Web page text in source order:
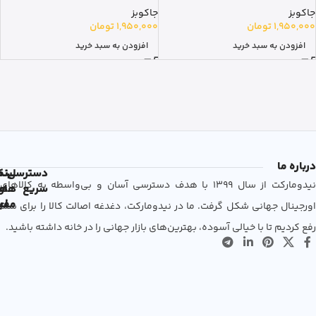
جاکوبز
1,950,000تومان
افزودن به سبد خرید
جاکوبز
1,950,000 تومان
افزودن به سبد خرید
درباره ما
نیدومارکت از سال 1399 با هدف دسترسی آسان و بی‌واسطه به کالاهای
اورجینال جهانی شکل گرفت. ما در نیدومارکت، دغدغه اصالت کالا را برای شما
رفع کردیم تا با خیالی آسوده، بهترین‌های بازار جهانی را در خانه داشته باشید.
دسترسی
سریع